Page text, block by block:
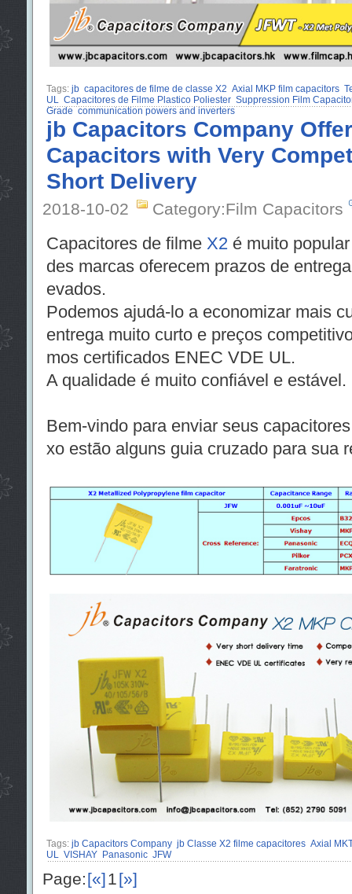
Tags: jb capacitores de filme de classe X2 Axial MKP film capacitors
UL Capacitores de Filme Plastico Poliester Suppression Film
Grade communication powers and inverters
jb Capacitors Company
Capacitors with Very
Short Delivery
2018-10-02 Category:Film Capacitors
Capacitores de filme X2é muito
des marcas oferecem prazos de
evados.
Podemos ajudá-lo a economizar mais
entrega muito curto e preços
mos certificados ENEC VDE UL.
A qualidade é muito confiável e estável.
Bem-vindo para enviar seus
xo estão alguns guia cruzado para sua
Tags: jb Capacitors Company jb Classe X2 filme capacitores Axial
UL
VISHAY Panasonic JFW
Page:[«]1[»]